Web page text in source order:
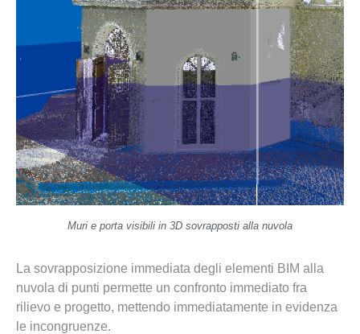
Muri e porta visibili in 3D sovrapposti alla nuvola
La sovrapposizione immediata degli elementi BIM alla
nuvola di punti permette un confronto immediato fra
rilievo e progetto, mettendo immediatamente in evidenza
le incongruenze.